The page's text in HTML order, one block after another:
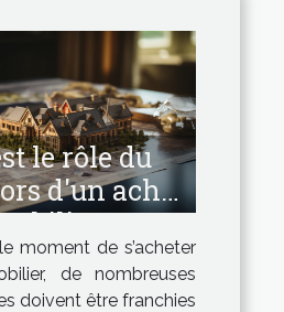
le rôle du
d'un achat
?
moment de s’acheter
de nombreuses
doivent être franchies